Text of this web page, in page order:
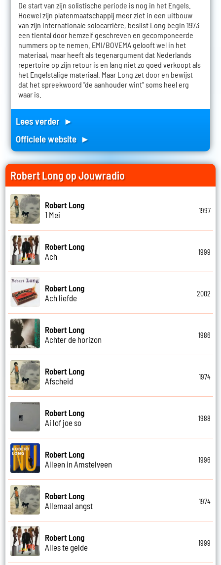
De start van zijn solistische periode is nog in het Engels.
Hoewel zijn platenmaatschappij meer ziet in een uitbouw
van zijn internationale solocarrière, beslist Long begin 1973
een tiental door hemzelf geschreven en gecomponeerde
nummers op te nemen. EMI/BOVEMA gelooft wel in het
materiaal, maar heeft als tegenargument dat Nederlands
repertoire op zijn retour is en lang niet zo goed verkoopt als
het Engelstalige materiaal. Maar Long zet door en bewijst
dat het spreekwoord "de aanhouder wint" soms heel erg
waar is.
Lees verder ►
Officiele website ►
Robert Long op Jouwradio
Robert Long
1 Mei
1997
Robert Long
Ach
1999
Robert Long
Ach liefde
2002
Robert Long
Achter de horizon
1986
Robert Long
Afscheid
1974
Robert Long
Ai lof joe so
1988
Robert Long
Alleen in Amstelveen
1996
Robert Long
Allemaal angst
1974
Robert Long
Alles te gelde
1999